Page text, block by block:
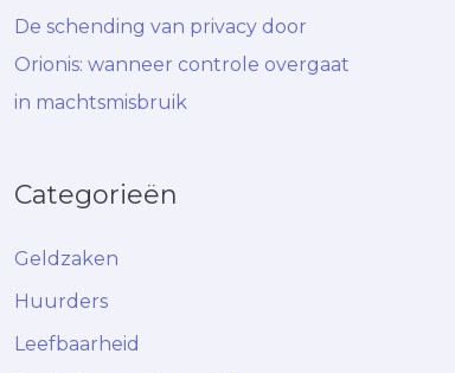
De schending van privacy door
Orionis: wanneer controle overgaat
in machtsmisbruik
Categorieën
Geldzaken
Huurders
Leefbaarheid